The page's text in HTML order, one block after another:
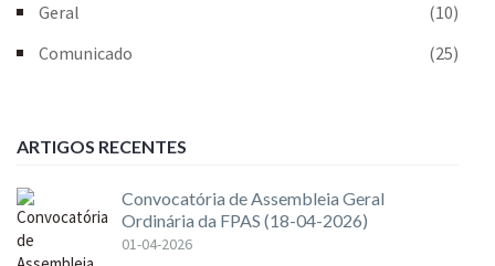
Geral
(10)
Comunicado
(25)
ARTIGOS RECENTES
Convocatória de Assembleia Geral
Ordinária da FPAS (18-04-2026)
01-04-2026